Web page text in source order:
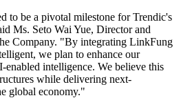
to be a pivotal milestone for Trendic's
Ms. Seto Wai Yue, Director and
Company. "By integrating LinkFung
we plan to enhance our
intelligence. We believe this
while delivering next-
global economy."